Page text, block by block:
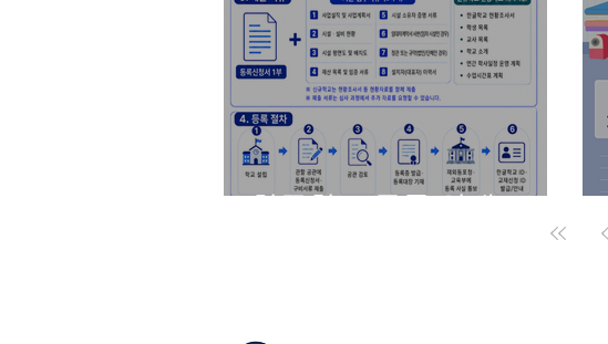
한글학교 등록 안내